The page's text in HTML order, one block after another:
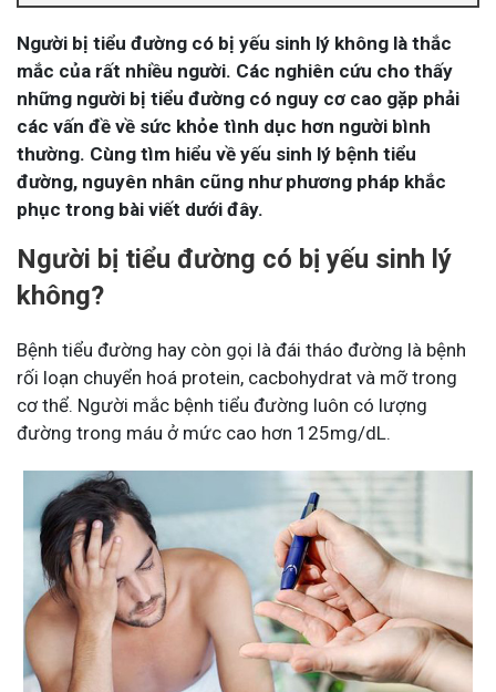
Người bị tiểu đường có bị yếu sinh lý không là thắc
mắc của rất nhiều người. Các nghiên cứu cho thấy
những người bị tiểu đường có nguy cơ cao gặp phải
các vấn đề về sức khỏe tình dục hơn người bình
thường. Cùng tìm hiểu về yếu sinh lý bệnh tiểu
đường, nguyên nhân cũng như phương pháp khắc
phục trong bài viết dưới đây.
Người bị tiểu đường có bị yếu sinh lý
không?
Bệnh tiểu đường hay còn gọi là đái tháo đường là bệnh
rối loạn chuyển hoá protein, cacbohydrat và mỡ trong
cơ thể. Người mắc bệnh tiểu đường luôn có lượng
đường trong máu ở mức cao hơn 125mg/dL.